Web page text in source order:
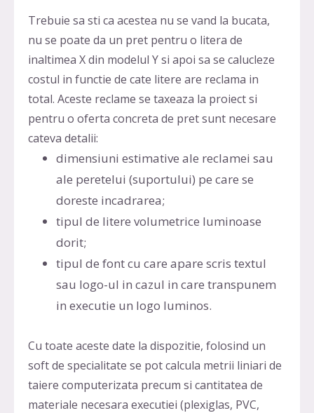
Trebuie sa sti ca acestea nu se vand la bucata,
nu se poate da un pret pentru o litera de
inaltimea X din modelul Y si apoi sa se calucleze
costul in functie de cate litere are reclama in
total. Aceste reclame se taxeaza la proiect si
pentru o oferta concreta de pret sunt necesare
cateva detalii:
dimensiuni estimative ale reclamei sau
ale peretelui (suportului) pe care se
doreste incadrarea;
tipul de litere volumetrice luminoase
dorit;
tipul de font cu care apare scris textul
sau logo-ul in cazul in care transpunem
in executie un logo luminos.
Cu toate aceste date la dispozitie, folosind un
soft de specialitate se pot calcula metrii liniari de
taiere computerizata precum si cantitatea de
materiale necesara executiei (plexiglas, PVC,